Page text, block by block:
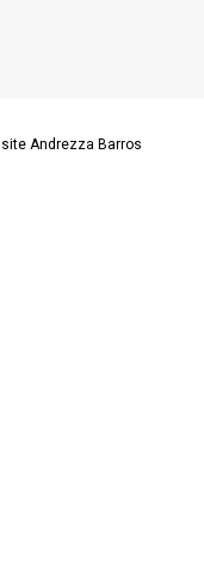
Andrezza Barros